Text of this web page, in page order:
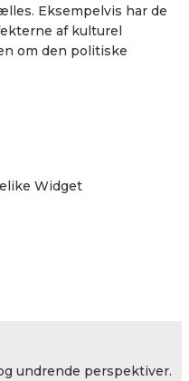
Eksempelvis har de
af kulturel
om den politiske
undrende perspektiver.